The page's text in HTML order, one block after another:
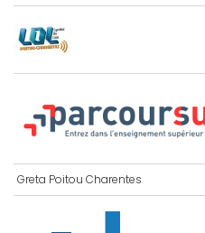
Greta Poitou Charentes